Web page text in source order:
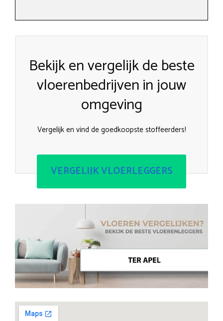
Bekijk en vergelijk de beste
vloerenbedrijven in jouw
omgeving
Vergelijk en vind de goedkoopste stoffeerders!
VERGELIJK VLOERLEGGERS